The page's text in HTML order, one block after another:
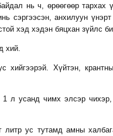
нь ч, өрөөгөөр тархах
сэргээсэн, анхилуун үнэрт
хэд хэдэн бяцхан зүйлс
хий.
хийгээрэй. Хүйтэн,
л усанд чимх элсэр
литр ус тутамд амны